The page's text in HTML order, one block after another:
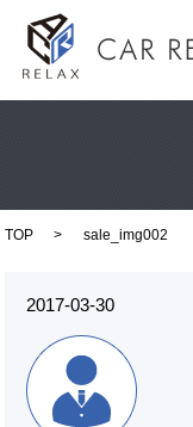
TOP sale_img002
2017-03-30